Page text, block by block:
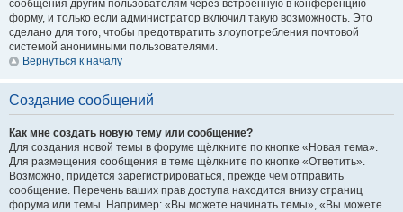
сообщения другим пользователям через встроенную в конференцию
форму, и только если администратор включил такую возможность. Это
сделано для того, чтобы предотвратить злоупотребления почтовой
системой анонимными пользователями.
Вернуться к началу
Создание сообщений
Как мне создать новую тему или сообщение?
Для создания новой темы в форуме щёлкните по кнопке «Новая тема».
Для размещения сообщения в теме щёлкните по кнопке «Ответить».
Возможно, придётся зарегистрироваться, прежде чем отправить
сообщение. Перечень ваших прав доступа находится внизу страниц
форума или темы. Например: «Вы можете начинать темы», «Вы можете